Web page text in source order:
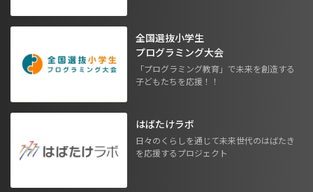
全国選抜小学生
プログラミング大会
「プログラミング教育」で未来を創造する
子どもたちを応援！！
はばたけラボ
日々のくらしを通じて未来世代のはばたき
を応援するプロジェクト